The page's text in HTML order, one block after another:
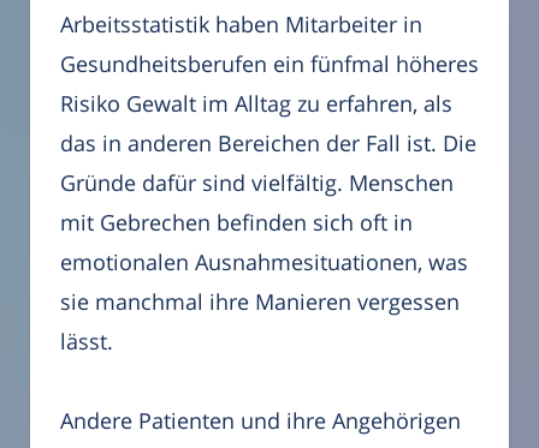
Arbeitsstatistik haben Mitarbeiter in
Gesundheitsberufen ein fünfmal höheres
Risiko Gewalt im Alltag zu erfahren, als
das in anderen Bereichen der Fall ist. Die
Gründe dafür sind vielfältig. Menschen
mit Gebrechen befinden sich oft in
emotionalen Ausnahmesituationen, was
sie manchmal ihre Manieren vergessen
lässt.
Andere Patienten und ihre Angehörigen